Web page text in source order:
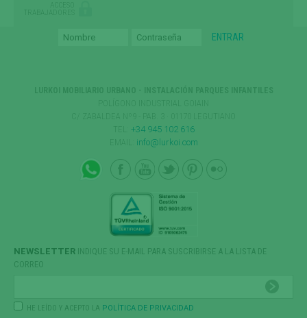
ACCESO
TRABAJADORES
+34 945 102 616
info@lurkoi.com
NEWSLETTER INDIQUE SU E-MAIL PARA SUSCRIBIRSE A LA LISTA DE
CORREO
HE LEÍDO Y ACEPTO LA POLÍTICA DE PRIVACIDAD